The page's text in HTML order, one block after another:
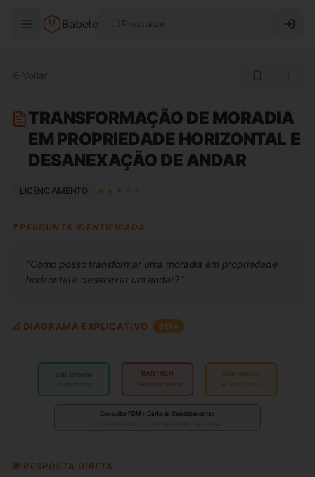
Babete Pesquisar...
Voltar
TRANSFORMAÇÃO DE MORADIA
EM PROPRIEDADE HORIZONTAL E
DESANEXAÇÃO DE ANDAR
LICENCIAMENTO ★ ★ ★
❓ PERGUNTA IDENTIFICADA
"Como posso transformar uma moradia em propriedade
horizontal e desanexar um andar?"
📐 DIAGRAMA EXPLICATIVO BETA
Solo Urbano
✓ Pode edificar
RAN / REN
✗ Restrições severas
Solo Rústico
⚠ Muito limitado
Consultar PDM + Carta de Condicionantes
🎯 RESPOSTA DIRETA